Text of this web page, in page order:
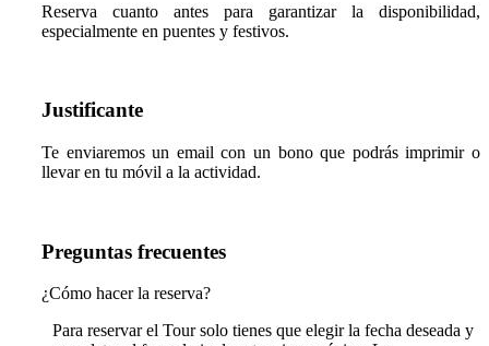
Reserva cuanto antes para garantizar la disponibilidad,
especialmente en puentes y festivos.
Justificante
Te enviaremos un email con un bono que podrás imprimir o
llevar en tu móvil a la actividad.
Preguntas frecuentes
¿Cómo hacer la reserva?
Para reservar el Tour solo tienes que elegir la fecha deseada y